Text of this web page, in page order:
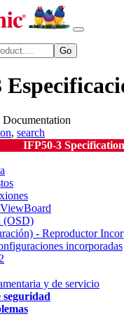
, search
IFP50-3
(OSD)
- Reproductor
incorporadas
y de servicio
seguridad